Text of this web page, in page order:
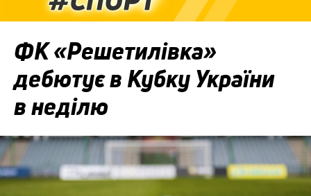
ФК «Решетилівка»
дебютує в Кубку України
в неділю